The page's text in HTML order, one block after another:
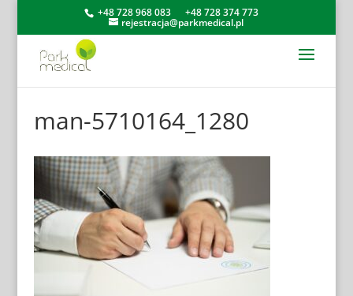
+48 728 968 083 +48 728 374 773
rejestracja@parkmedical.pl
man-5710164_1280